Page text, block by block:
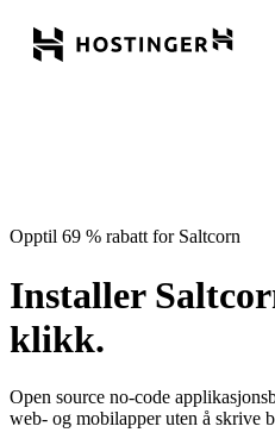
Opptil 69 % rabatt for Saltcorn
Installer
klikk.
Open source no-code
web- og mobilapper uten å skrive